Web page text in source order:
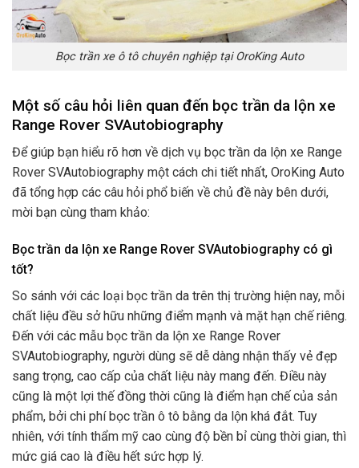
Bọc trần xe ô tô chuyên nghiệp tại OroKing Auto
Một số câu hỏi liên quan đến bọc trần da lộn xe
Range Rover SVAutobiography
Để giúp bạn hiểu rõ hơn về dịch vụ bọc trần da lộn xe Range
Rover SVAutobiography một cách chi tiết nhất, OroKing Auto
đã tổng hợp các câu hỏi phổ biến về chủ đề này bên dưới,
mời bạn cùng tham khảo:
Bọc trần da lộn xe Range Rover SVAutobiography có gì
tốt?
So sánh với các loại bọc trần da trên thị trường hiện nay, mỗi
chất liệu đều sở hữu những điểm mạnh và mặt hạn chế riêng.
Đến với các mẫu bọc trần da lộn xe Range Rover
SVAutobiography, người dùng sẽ dễ dàng nhận thấy vẻ đẹp
sang trọng, cao cấp của chất liệu này mang đến. Điều này
cũng là một lợi thế đồng thời cũng là điểm hạn chế của sản
phẩm, bởi chi phí bọc trần ô tô bằng da lộn khá đắt. Tuy
nhiên, với tính thẩm mỹ cao cùng độ bền bỉ cùng thời gian, thì
mức giá cao là điều hết sức hợp lý.